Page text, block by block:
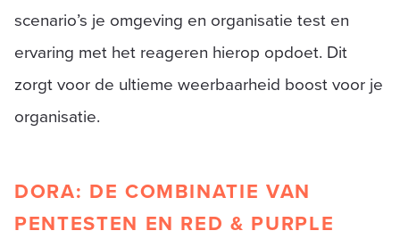
scenario’s je omgeving en organisatie test en
ervaring met het reageren hierop opdoet. Dit
zorgt voor de ultieme weerbaarheid boost voor je
organisatie.
DORA: DE COMBINATIE VAN
PENTESTEN EN RED & PURPLE